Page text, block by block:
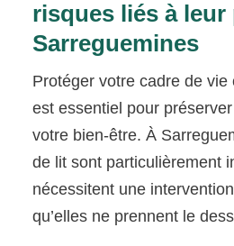
risques liés à leur
Sarreguemines
Protéger votre cadre de
est essentiel pour
votre bien-être. À
de lit sont particulièrement
nécessitent une
qu’elles ne prennent le